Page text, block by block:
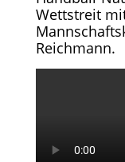
Wettstreit
Reichmann.